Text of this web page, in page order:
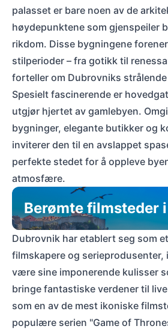
palasset er bare noen av de
høydepunktene som gjenspeiler
rikdom. Disse bygningene
stilperioder – fra gotikk til
forteller om Dubrovniks
Spesielt fascinerende er
utgjør hjertet av gamlebyen.
bygninger, elegante butikker og
inviterer den til en avslappet
perfekte stedet for å oppleve
atmosfære.
Berømte filmsteder
Dubrovnik har etablert seg som
filmskapere og serieprodusenter,
være sine imponerende kulisser
bringe fantastiske verdener til
som en av de mest ikoniske
populære serien "Game of